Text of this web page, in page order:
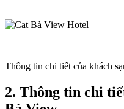
Thông tin chi tiết của khách
2. Thông tin chi